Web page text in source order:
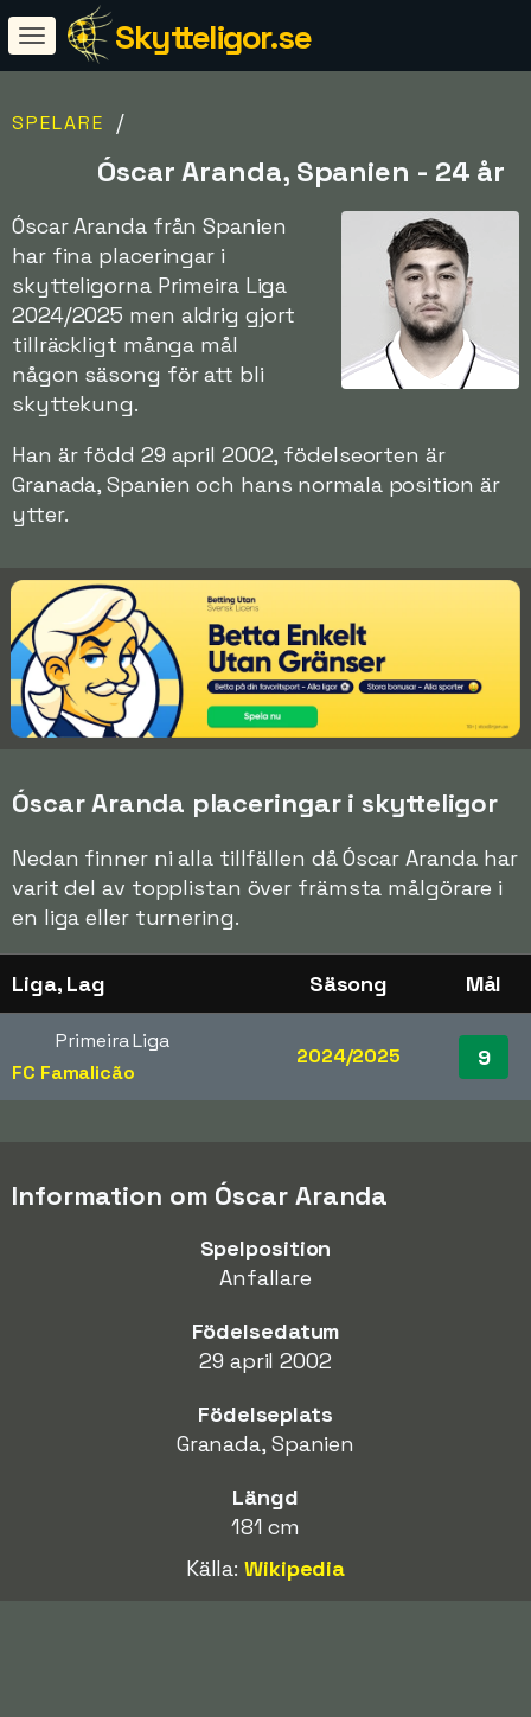
Skytteligor.se
SPELARE /
Óscar Aranda, Spanien - 24 år
Óscar Aranda från Spanien
har fina placeringar i
skytteligorna Primeira Liga
2024/2025 men aldrig gjort
tillräckligt många mål
någon säsong för att bli
skyttekung.
Han är född 29 april 2002, födelseorten är
Granada, Spanien och hans normala position är
ytter.
Óscar Aranda placeringar i skytteligor
Nedan finner ni alla tillfällen då Óscar Aranda har
varit del av topplistan över främsta målgörare i
en liga eller turnering.
Liga, Lag Säsong Mål
Primeira Liga
FC Famalicão
2024/2025 9
Information om Óscar Aranda
Spelposition
Anfallare
Födelsedatum
29 april 2002
Födelseplats
Granada, Spanien
Längd
181 cm
Källa:Wikipedia